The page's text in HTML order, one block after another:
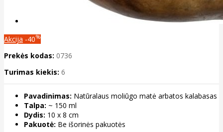
Akcija -40%
Prekės kodas: 0736
Turimas kiekis: 6
Pavadinimas: Natūralaus moliūgo matė arbatos kalabasas
Talpa: ~ 150 ml
Dydis: 10 x 8 cm
Pakuotė: Be išorinės pakuotės